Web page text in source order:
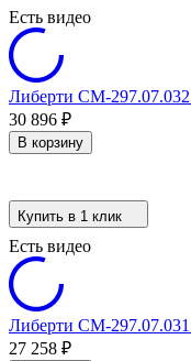
Есть видео
Либерти СМ-297.07.032
30 896 ₽
В корзину
Купить в 1 клик
Есть видео
Либерти СМ-
27 258 ₽